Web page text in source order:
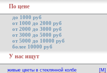
По цене
до 1000 руб
от 1000 до 2000 руб
от 2000 до 3000 руб
от 3000 до 5000 руб
от 5000 до 10000 руб
более 10000 руб
У нас ищут
живые цветы в стеклянной колбе
[M]